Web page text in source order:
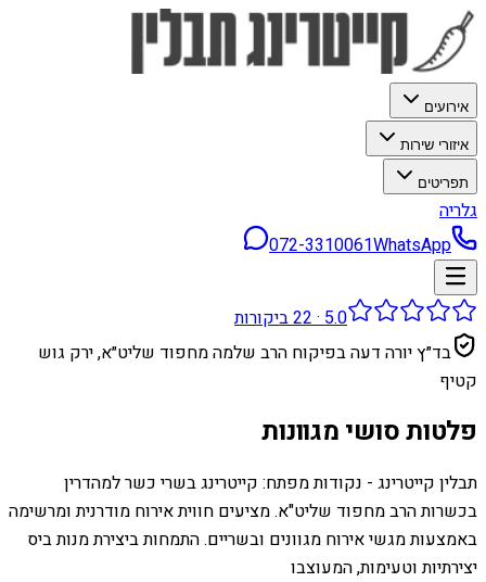
אירועים
איזורי שירות
תפריטים
גלריה
072-3310061WhatsApp
5.0
·
22ביקורות
בד״ץ יורה דעה בפיקוח הרב שלמה מחפוד שליט״א, ירק גוש
קטיף
פלטות סושי מגוונות
תבלין קייטרינג - נקודות מפתח: קייטרינג בשרי כשר למהדרין
בכשרות הרב מחפוד שליט"א. מציעים חווית אירוח מודרנית ומרשימה
באמצעות מגשי אירוח מגוונים ובשריים. התמחות ביצירת מנות ביס
יצירתיות וטעימות, המעוצבו